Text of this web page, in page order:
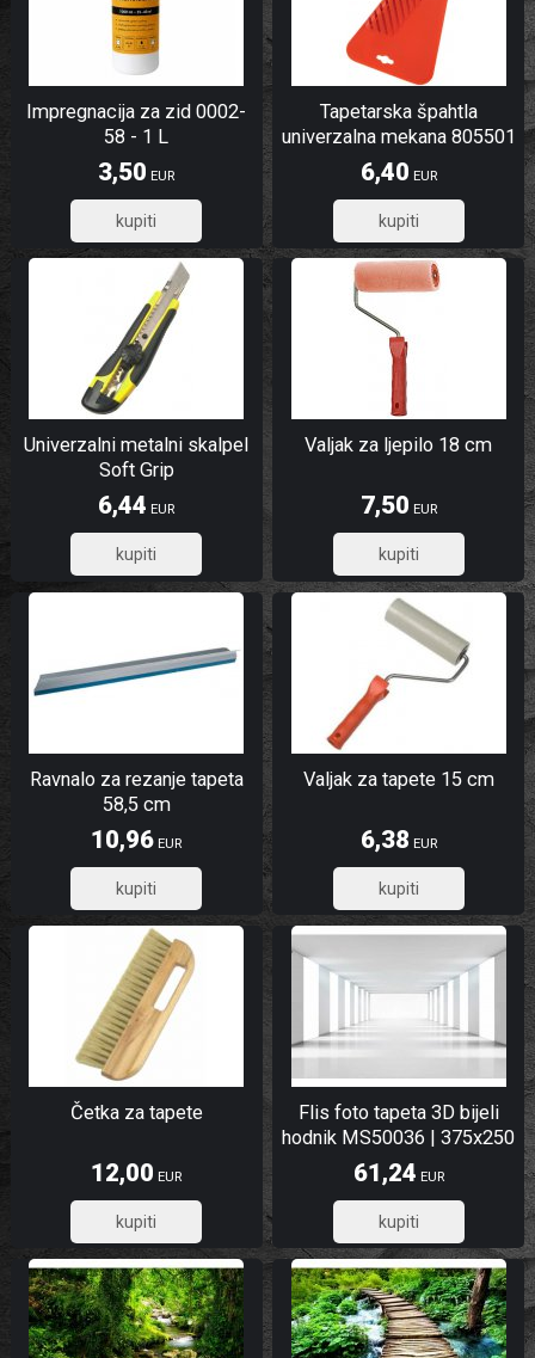
Impregnacija za zid 0002-
58 - 1 L
3,50 EUR
2,80
Tapetarska špahtla
univerzalna mekana 805501
6,40 EUR
5,12
Univerzalni metalni skalpel
Soft Grip
6,44 EUR
5,15
Valjak za ljepilo 18 cm
7,50 EUR
6,00
Ravnalo za rezanje tapeta
58,5 cm
10,96 EUR
8,77
Valjak za tapete 15 cm
6,38 EUR
5,10
Četka za tapete
12,00 EUR
9,60
Flis foto tapeta 3D bijeli
hodnik MS50036 | 375x250
cm
61,24 EUR
48,99